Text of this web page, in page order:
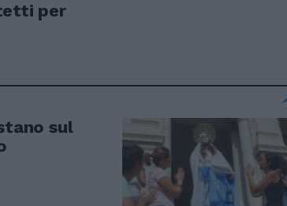
per
sul